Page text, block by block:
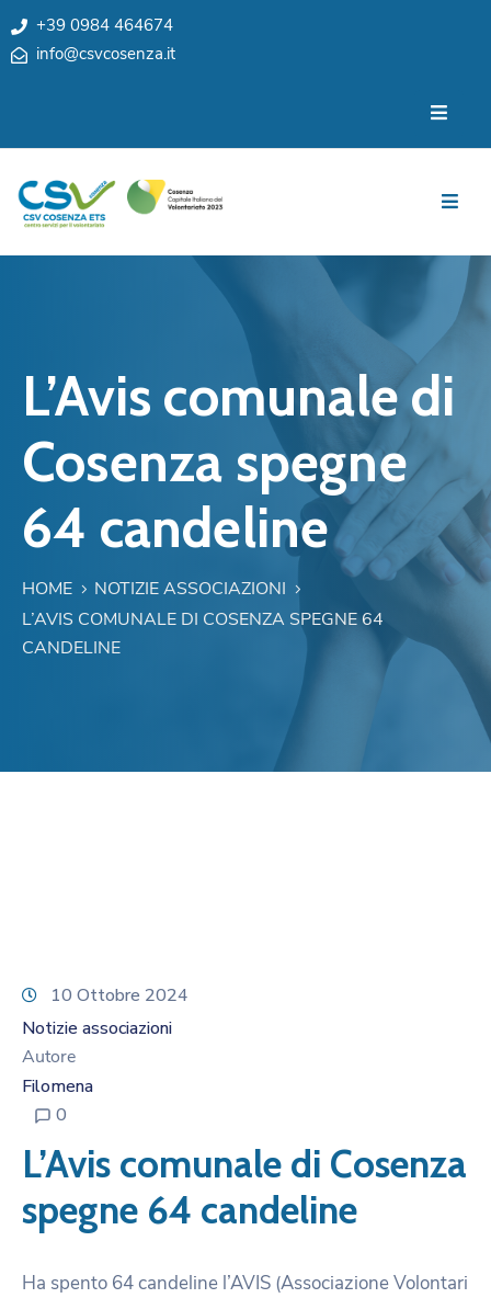
+39 0984 464674
info@csvcosenza.it
Sedi
Team
Cosenza
associazioni
Per
cittadini
Contatti
Orari
L’Avis comunale di
Cosenza spegne
64 candeline
HOME
NOTIZIE ASSOCIAZIONI
L’AVIS COMUNALE DI COSENZA SPEGNE 64
CANDELINE
10 Ottobre 2024
Notizie associazioni
Autore
Filomena
0
L’Avis comunale di Cosenza
spegne 64 candeline
Ha spento 64 candeline l’AVIS (Associazione Volontari